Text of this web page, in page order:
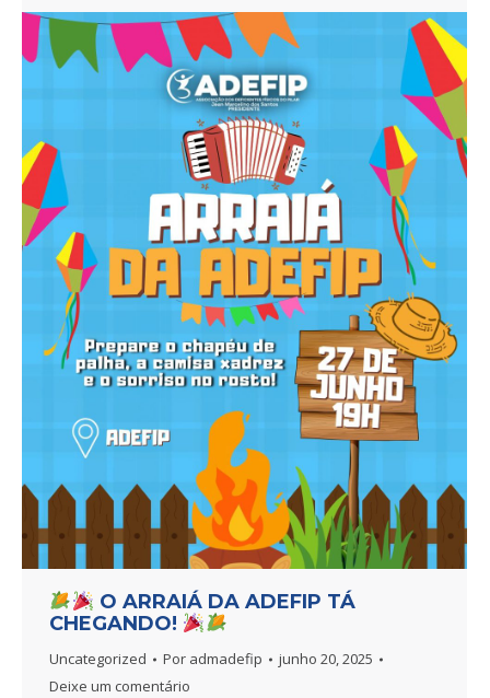
O ARRAIÁ DA ADEFIP TÁ
CHEGANDO!
Uncategorized Por admadefip
junho 20, 2025
Deixe um comentário